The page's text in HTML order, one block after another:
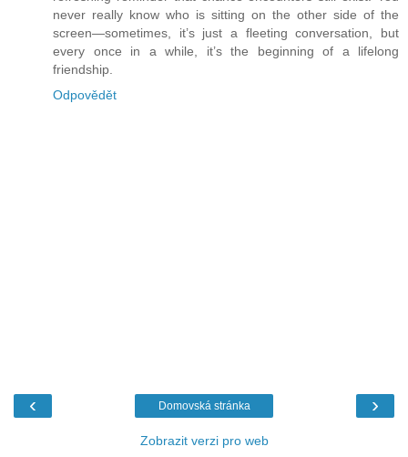
never really know who is sitting on the other side of the
screen—sometimes, it’s just a fleeting conversation, but
every once in a while, it’s the beginning of a lifelong
friendship.
Odpovědět
‹ ›
Domovská stránka
Zobrazit verzi pro web